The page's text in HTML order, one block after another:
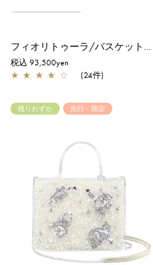
フィオリトゥーラ/バスケット/シルバーゴールド
税込 93,500yen
★ ★ ★ ★ ☆ (24件)
残りわずか 先行・限定